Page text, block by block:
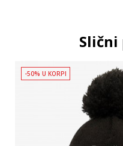
-50% U KORPI